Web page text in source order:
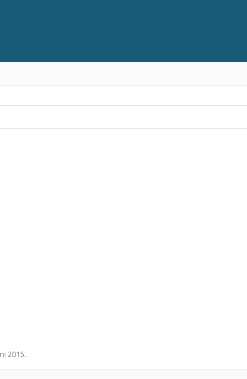
2015.